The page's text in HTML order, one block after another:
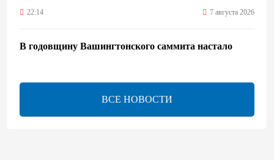
22:14 7 августа 2026
В годовщину Вашингтонского саммита настало
ВСЕ НОВОСТИ